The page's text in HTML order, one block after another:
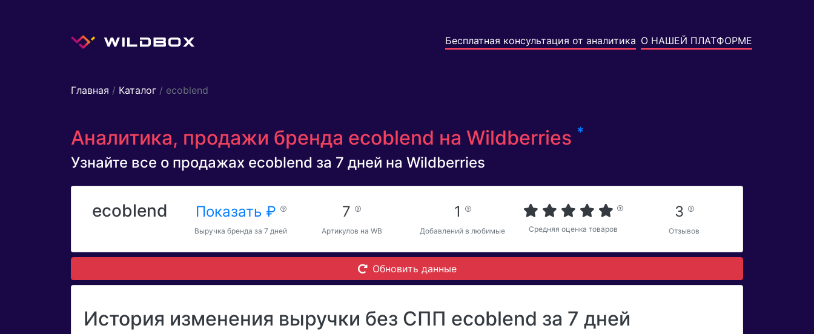
Бесплатная консультация от аналитика О НАШЕЙ ПЛАТФОРМЕ
Главная / Каталог / ecoblend
Аналитика, продажи бренда ecoblend на Wildberries *
Узнайте все о продажах ecoblend за 7 дней на Wildberries
ecoblend Показать ₽
Выручка бренда за 7 дней
7
Артикулов на WB
1
Добавлений в любимые Средняя оценка товаров
3
Отзывов
Обновить данные
История изменения выручки без СПП ecoblend за 7 дней